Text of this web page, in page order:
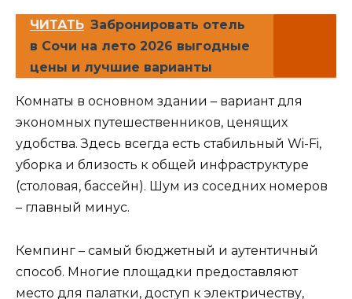
ЧИТАТЬ Забронировать отель
в Сочи на лето 2026 выгодные
цены и лучшие варианты
Комнаты в основном здании – вариант для
экономных путешественников, ценящих
удобства. Здесь всегда есть стабильный Wi-Fi,
уборка и близость к общей инфраструктуре
(столовая, бассейн). Шум из соседних номеров
– главный минус.
Кемпинг – самый бюджетный и аутентичный
способ. Многие площадки предоставляют
место для палатки, доступ к электричеству,